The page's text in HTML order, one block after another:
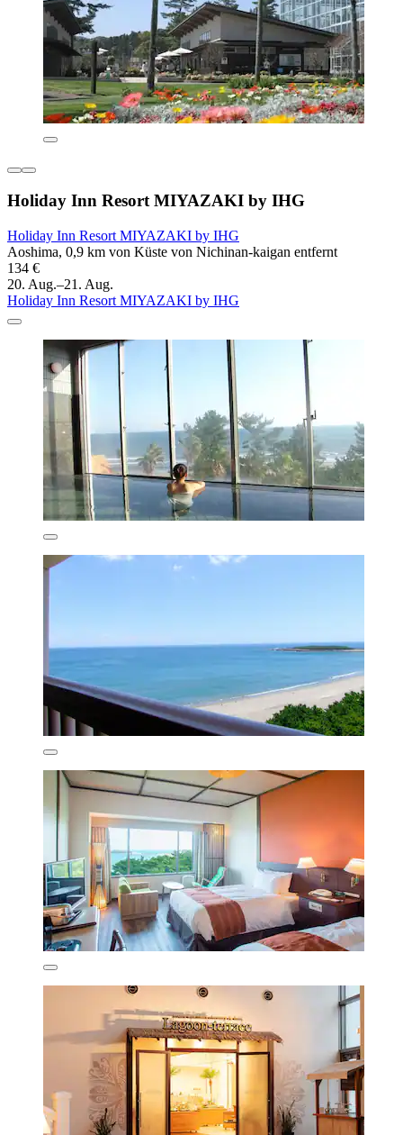
Holiday Inn Resort MIYAZAKI by IHG
Holiday Inn Resort MIYAZAKI by IHG
Aoshima, 0,9 km von Küste von Nichinan-kaigan entfernt
134 €
20. Aug.–21. Aug.
Holiday Inn Resort MIYAZAKI by IHG